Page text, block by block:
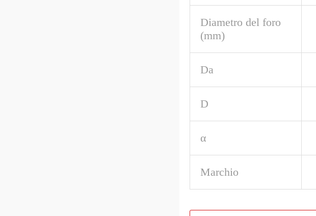
Diametro del foro
(mm)
Da
D
α
Marchio